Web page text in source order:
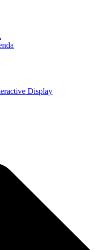
Display